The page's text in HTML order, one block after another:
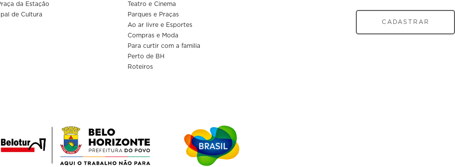
da Estação
de Cultura
Teatro e Cinema
Parques e Praças
Ao ar livre e Esportes
Compras e Moda
Para curtir com a familia
Perto de BH
Roteiros
CADASTRAR